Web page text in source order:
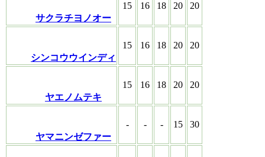
サクラチヨノオー
15 16 18 20 20
シンコウウインディ
15 16 18 20 20
ヤエノムテキ
15 16 18 20 20
ヤマニンゼファー
- - - 15 30